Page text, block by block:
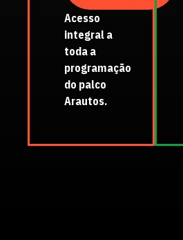
Acesso
integral a
toda a
programação
do palco
Arautos.